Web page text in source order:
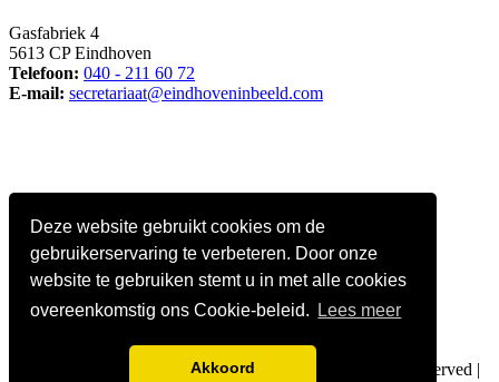
Deze website gebruikt cookies om de
gebruikerservaring te verbeteren. Door onze
website te gebruiken stemt u in met alle cookies
overeenkomstig ons Cookie-beleid.
Lees meer
Akkoord
Gasfabriek 4
5613 CP Eindhoven
Telefoon: 040 - 211 60 72
E-mail: secretariaat@eindhoveninbeeld.com
Stichting Eindhoven in Beeld
. All Rights Reserved |